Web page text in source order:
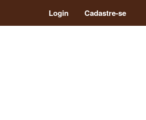
Login Cadastre-se